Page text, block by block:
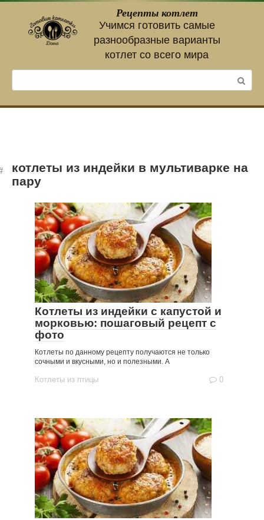
контенту
Рецепты котлет
Учимся готовить самые
разнообразные варианты
котлет со всего мира
котлеты из индейки в мультиварке на
пару
Котлеты из индейки с капустой и
морковью: пошаговый рецепт с
фото
Котлеты по данному рецепту получаются не только
сочными и вкусными, но и полезными. А
Котлеты из птицы 0